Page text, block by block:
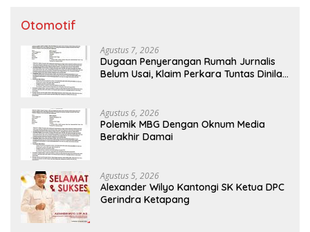
Otomotif
Agustus 7, 2026
Dugaan Penyerangan Rumah Jurnalis
Belum Usai, Klaim Perkara Tuntas Dinilai
Agustus 6, 2026
Polemik MBG Dengan Oknum Media
Berakhir Damai
Agustus 5, 2026
Alexander Wilyo Kantongi SK Ketua DPC
Gerindra Ketapang